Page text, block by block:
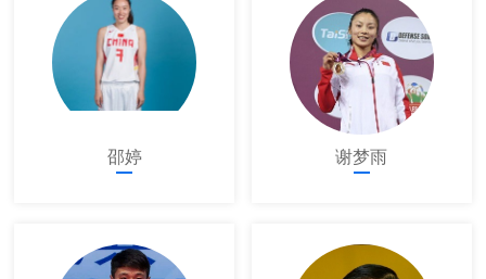
邵婷 谢梦雨